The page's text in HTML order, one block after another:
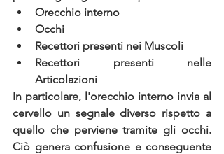
Orecchio interno
Occhi
Recettori presenti nei Muscoli
Recettori presenti nelle
Articolazioni
In particolare, l'orecchio interno invia al
cervello un segnale diverso rispetto a
quello che perviene tramite gli occhi.
Ciò genera confusione e conseguente